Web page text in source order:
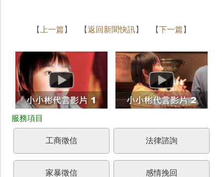
【 上一篇 】 【返回新聞快訊】 【下一篇 】
工商徵信 法律諮詢
家暴徵信 感情挽回